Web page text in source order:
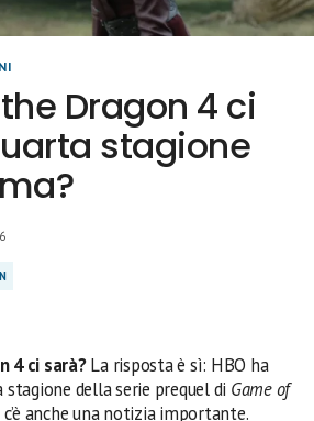
Dragon 4 ci
stagione
4 ci sarà?La risposta è sì: HBO ha
della serie prequel di Game of
anche una notizia importante.